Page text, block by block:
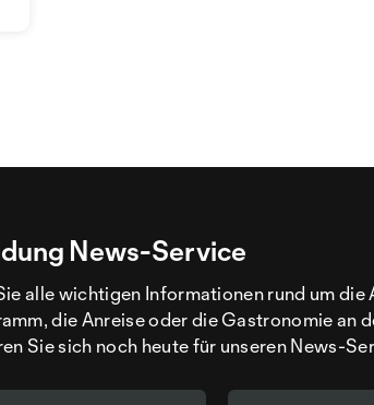
News-Service
alle wichtigen Informationen rund um die
die Anreise oder die Gastronomie an
Sie sich noch heute für unseren News-